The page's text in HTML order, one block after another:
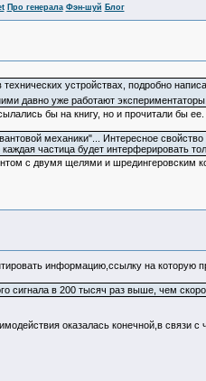
Про генерала Фэн-шуй Блог
устройствах, подробно
давно уже работают экспериментаторы.
бы на книгу, но и прочитали бы
механики"... Интересное
частица будет интерферировать
с двумя щелями и шредингеровским
информацию,ссылку на которую
сигнала в 200 тысяч раз выше, чем
оказалась конечной,в связи